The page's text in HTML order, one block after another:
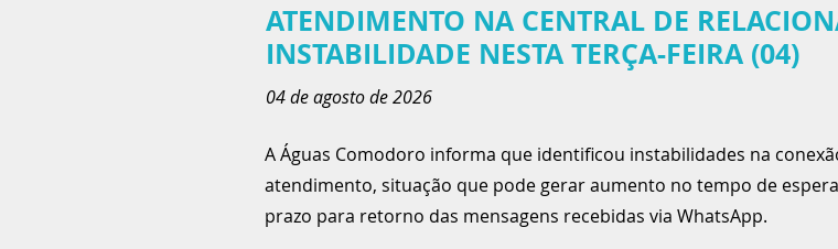
ATENDIMENTO NA CENTRAL DE
INSTABILIDADE NESTA TERÇA-FEIRA (04)
04 de agosto de 2026
A Águas Comodoro informa que identificou instabilidades na
atendimento, situação que pode gerar aumento no tempo de
prazo para retorno das mensagens recebidas via WhatsApp.